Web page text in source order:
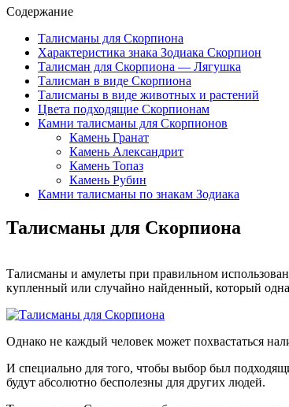
Содержание
Талисманы для Скорпиона
Характеристика знака Зодиака Скорпион
Талисман для Скорпиона — Лягушка
Талисман в виде Скорпиона
Талисманы в виде животных и растений
Цвета подходящие Скорпионам
Камни талисманы для Скорпионов
Камень Гранат
Камень Александрит
Камень Топаз
Камень Рубин
Камни талисманы по знакам Зодиака
Талисманы для Скорпиона
Талисманы и амулеты при правильном
купленный или случайно найденный, который
Однако не каждый человек может похвастаться
И специально для того, чтобы выбор был
будут абсолютно бесполезны для других людей.